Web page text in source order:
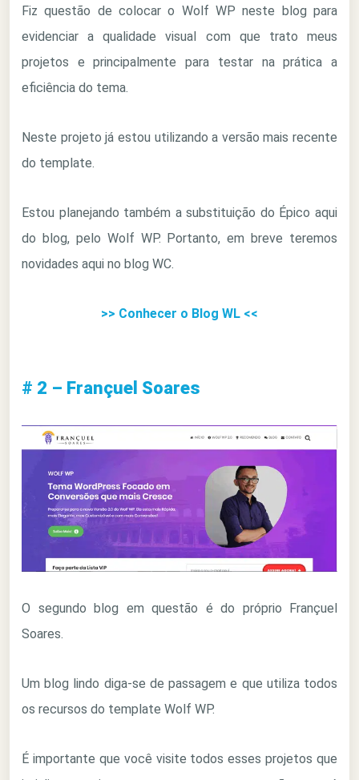
Fiz questão de colocar o Wolf WP neste blog para
evidenciar a qualidade visual com que trato meus
projetos e principalmente para testar na prática a
eficiência do tema.
Neste projeto já estou utilizando a versão mais recente
do template.
Estou planejando também a substituição do Épico aqui
do blog, pelo Wolf WP. Portanto, em breve teremos
novidades aqui no blog WC.
>> Conhecer o Blog WL <<
# 2 – Françuel Soares
O segundo blog em questão é do próprio Françuel
Soares.
Um blog lindo diga-se de passagem e que utiliza todos
os recursos do template Wolf WP.
É importante que você visite todos esses projetos que